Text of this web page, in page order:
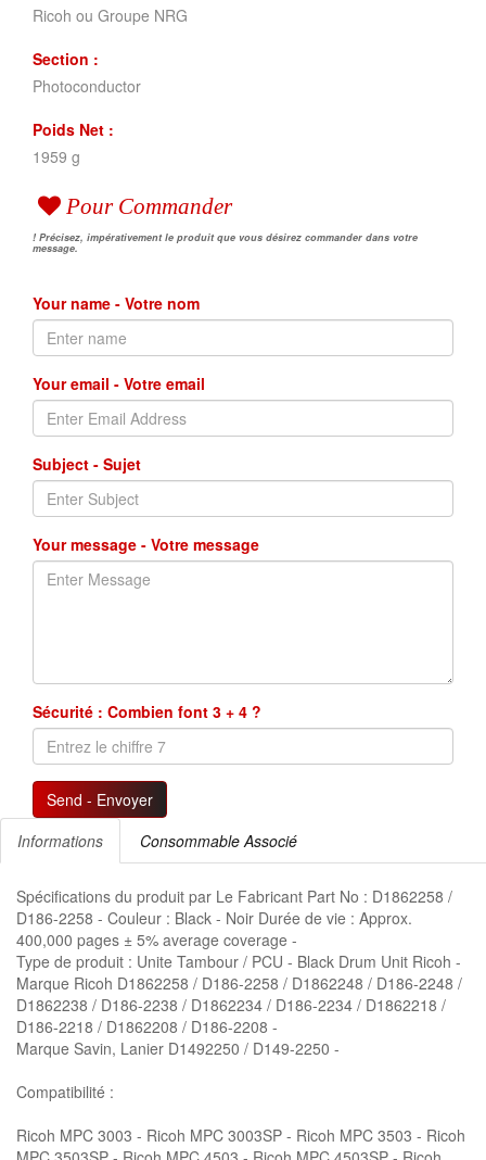
Ricoh ou Groupe NRG
Section :
Photoconductor
Poids Net :
1959 g
Pour Commander
! Précisez, impérativement le produit que vous désirez commander dans votre
message.
Your name - Votre nom
Your email - Votre email
Subject - Sujet
Your message - Votre message
Sécurité : Combien font 3 + 4 ?
Send - Envoyer
Informations
Consommable Associé
Spécifications du produit par Le Fabricant Part No : D1862258 /
D186-2258 - Couleur : Black - Noir Durée de vie : Approx.
400,000 pages ± 5% average coverage -
Type de produit : Unite Tambour / PCU - Black Drum Unit Ricoh -
Marque Ricoh D1862258 / D186-2258 / D1862248 / D186-2248 /
D1862238 / D186-2238 / D1862234 / D186-2234 / D1862218 /
D186-2218 / D1862208 / D186-2208 -
Marque Savin, Lanier D1492250 / D149-2250 -
Compatibilité :
Ricoh MPC 3003 - Ricoh MPC 3003SP - Ricoh MPC 3503 - Ricoh